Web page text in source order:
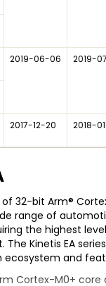
2019-06-06 2019-
2017-12-20 2018-
of 32-bit Arm®
range of
the highest
The Kinetis EA
ecosystem and
Cortex-M0+ core